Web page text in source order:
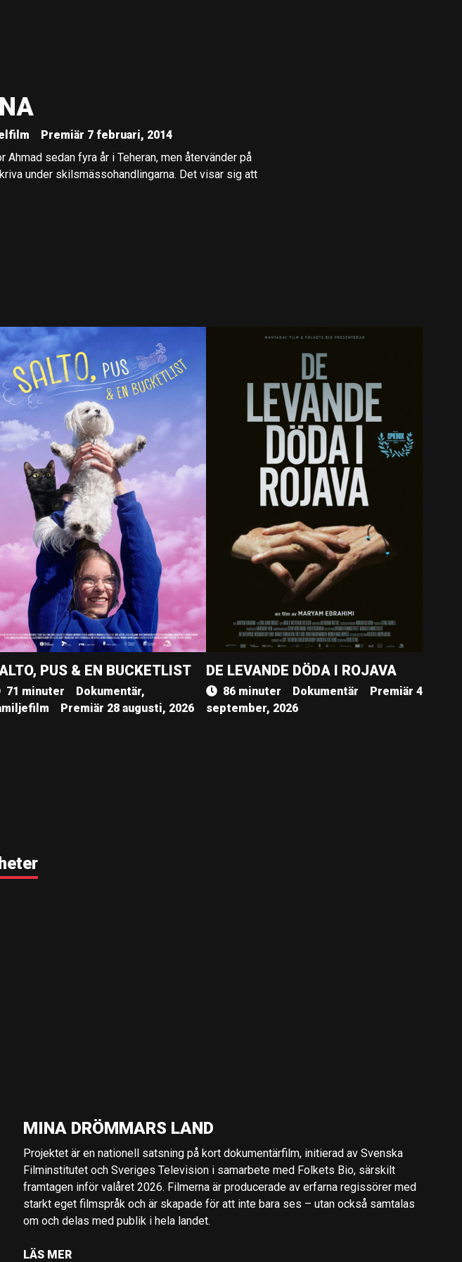
Premiär 7 februari, 2014
sedan fyra år i Teheran, men återvänder på
under skilsmässohandlingarna. Det visar sig att
PUS & EN BUCKETLIST
71 minuter
Dokumentär,
Premiär 28 augusti, 2026
DE LEVANDE DÖDA I ROJAVA
86 minuter Dokumentär
Premiär 4
september, 2026
MINA DRÖMMARS LAND
Projektet är en nationell satsning på kort dokumentärfilm, initierad av Svenska
Filminstitutet och Sveriges Television i samarbete med Folkets Bio, särskilt
framtagen inför valåret 2026. Filmerna är producerade av erfarna regissörer med
starkt eget filmspråk och är skapade för att inte bara ses – utan också samtalas
om och delas med publik i hela landet.
LÄS MER